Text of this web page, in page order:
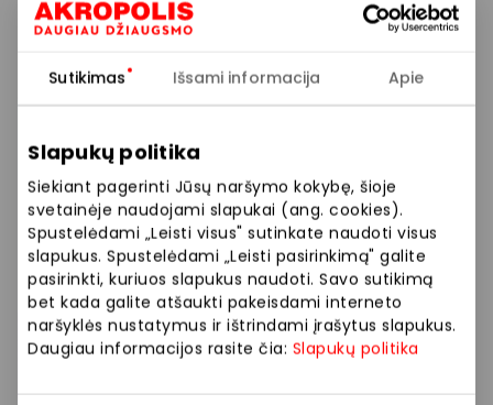
Sutikimas Išsami informacija Apie
Slapukų politika
Siekiant pagerinti Jūsų naršymo kokybę, šioje
svetainėje naudojami slapukai (ang. cookies).
Spustelėdami „Leisti visus" sutinkate naudoti visus
slapukus. Spustelėdami „Leisti pasirinkimą" galite
pasirinkti, kuriuos slapukus naudoti. Savo sutikimą
bet kada galite atšaukti pakeisdami interneto
naršyklės nustatymus ir ištrindami įrašytus slapukus.
Daugiau informacijos rasite čia: Slapukų politika
išgirsti, kad pasiilgo mokyklos draugų ir mokytojų“, –
Skirtingas vaikų amžius lemia ir nevienodus poreikius.
kanceliarinių prekių sąrašas labai skiriasi nuo
ankstesnių metų. Meilei, kuri šiemet bus antrokė,
reikės gana panašių dalykų kaip pirmoje klasėje.
Tiesa, mokykla kai kurias priemones suteikia, ypač
visokiems projektams ir užsiėmimams, bet tėvams
vis tiek tenka nemažai pasirūpinti patiems“, – sako ji.
Privačią mokyklą lankantiems vaikams taip pat
tenka įsigyti uniformas. Anot I. Mackevičienės, tai
padeda išvengti galvos skausmo, kuo aprengti vaikus.